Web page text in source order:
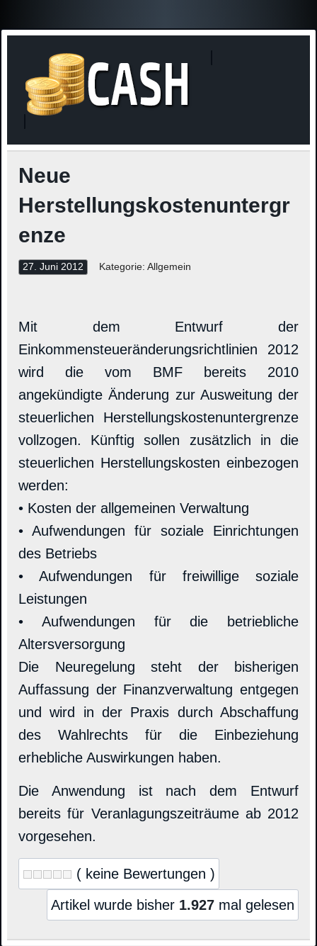
Neue
Herstellungskostenuntergr
enze
27. Juni 2012 Kategorie: Allgemein
Mit dem Entwurf der
Einkommensteueränderungsrichtlinien 2012
wird die vom BMF bereits 2010
angekündigte Änderung zur Ausweitung der
steuerlichen Herstellungskostenuntergrenze
vollzogen. Künftig sollen zusätzlich in die
steuerlichen Herstellungskosten einbezogen
werden:
• Kosten der allgemeinen Verwaltung
• Aufwendungen für soziale Einrichtungen
des Betriebs
• Aufwendungen für freiwillige soziale
Leistungen
• Aufwendungen für die betriebliche
Altersversorgung
Die Neuregelung steht der bisherigen
Auffassung der Finanzverwaltung entgegen
und wird in der Praxis durch Abschaffung
des Wahlrechts für die Einbeziehung
erhebliche Auswirkungen haben.
Die Anwendung ist nach dem Entwurf
bereits für Veranlagungszeiträume ab 2012
vorgesehen.
( keine Bewertungen )
Artikel wurde bisher 1.927 mal gelesen